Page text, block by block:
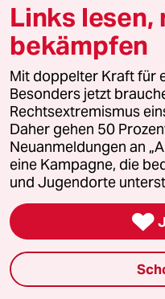
in die
hängen mir
Dann
welche
dienen,
Beamten
aussen vor.
TF Tom
29.08.2018,
Links lesen,
bekämpfen
Mit doppelter Kraft für
Besonders jetzt
Rechtsextremismus
Daher gehen 50
Neuanmeldungen an
eine Kampagne, die
und Jugendorte
